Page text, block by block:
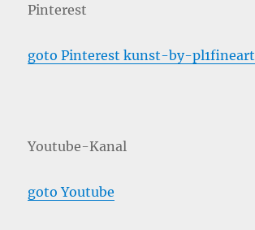
Pinterest
goto Pinterest kunst-by-pl1fineart
Youtube-Kanal
goto Youtube